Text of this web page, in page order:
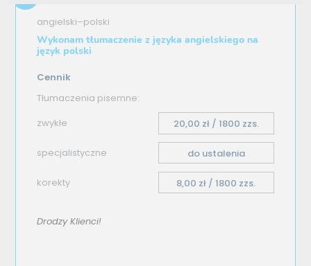
angielski–polski
Wykonam tłumaczenie z języka angielskiego na
język polski
Cennik
Tłumaczenia pisemne:
zwykłe
20,00 zł / 1800 zzs.
specjalistyczne do ustalenia
korekty 8,00 zł / 1800 zzs.
Drodzy Klienci!